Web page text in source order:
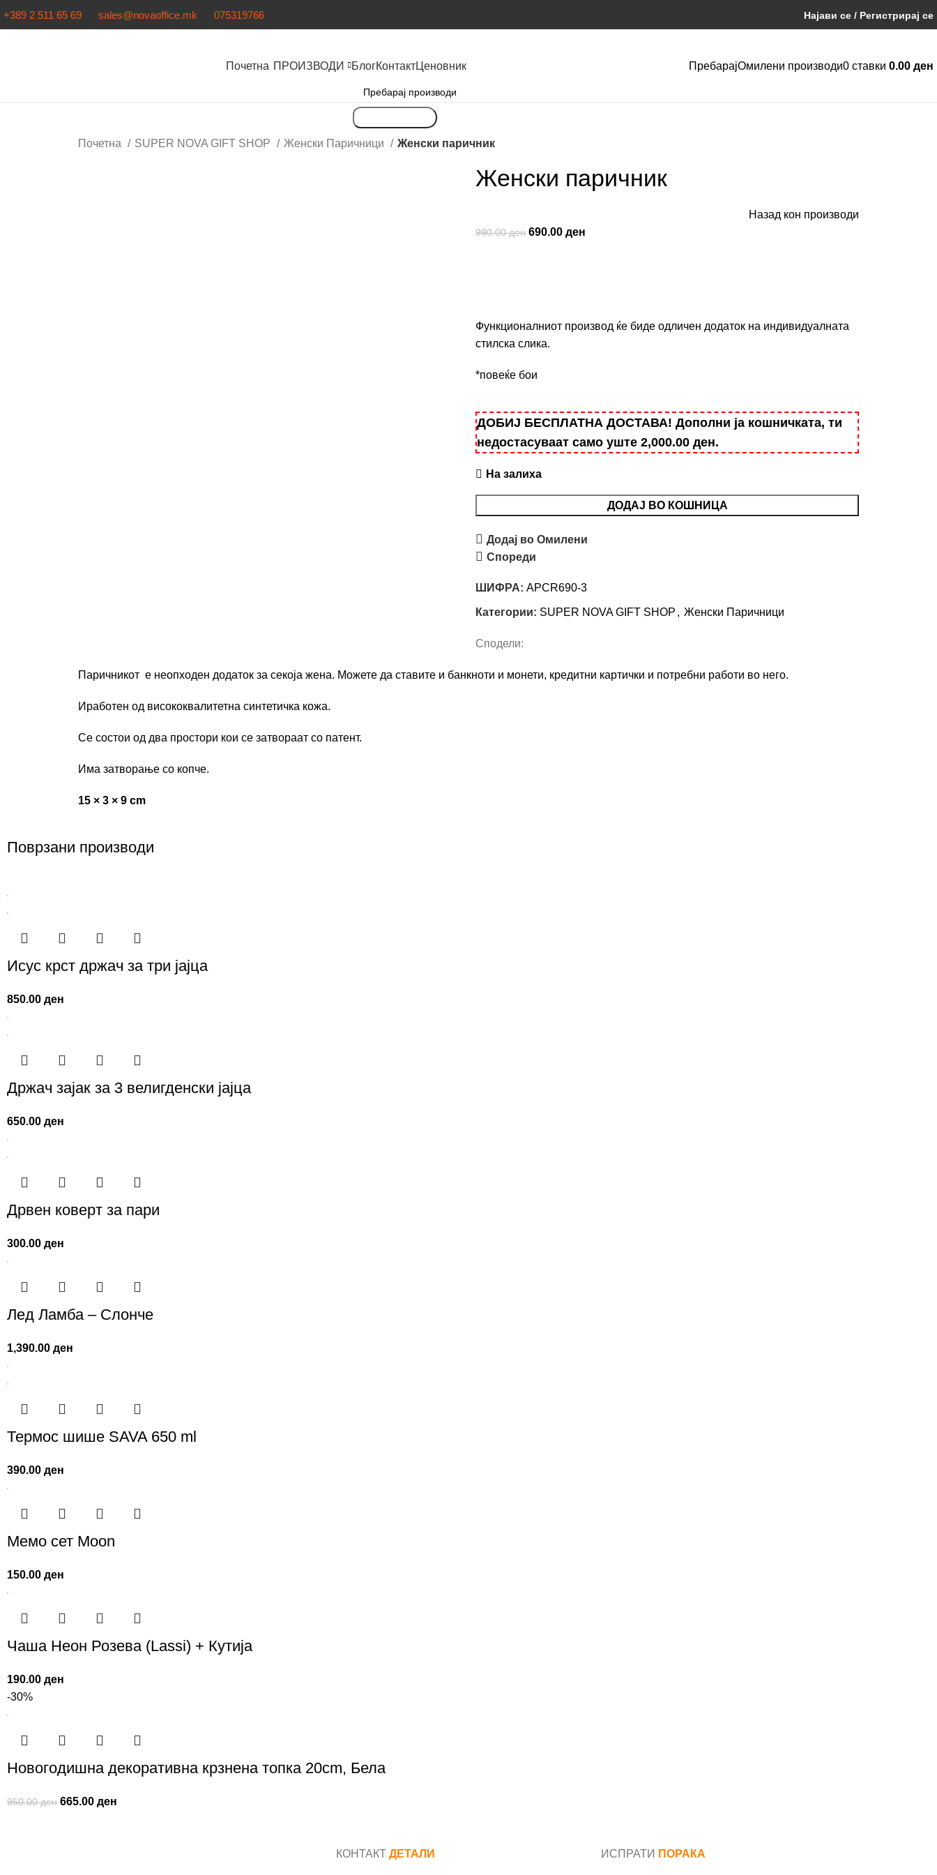
+389 2 511 65 69 sales@novaoffice.mk 075319766 Најави се / Регистрирај се
Почетна ПРОИЗВОДИ БлогКонтактЦеновник ПребарајОмилени производи0 ставки 0.00 ден
Почетна SUPER NOVA GIFT SHOP Женски Паричници Женски паричник
Женски паричник
Назад кон производи
990.00ден 690.00 ден
Функционалниот производ ќе биде одличен додаток на индивидуалната
стилска слика.
*повеќе бои
ДОБИЈ БЕСПЛАТНА ДОСТАВА! Дополни ја кошничката, ти
недостасуваат само уште 2,000.00 ден.
На залиха
ДОДАЈ ВО КОШНИЦА
Додај во Омилени
Спореди
ШИФРА: APCR690-3
Категории: SUPER NOVA GIFT SHOP , Женски Паричници
Сподели:
Паричникот е неопходен додаток за секоја жена. Можете да ставите и банкноти и монети, кредитни картички и потребни работи во него.
Иработен од висококвалитетна синтетичка кожа.
Се состои од два простори кои се затвораат со патент.
Има затворање со копче.
15 × 3 × 9 cm
Поврзани производи
Исус крст држач за три јајца
850.00ден
Држач заjак за 3 велигденски јајца
650.00ден
Дрвен коверт за пари
300.00ден
Лед Ламба – Слонче
1,390.00ден
Термос шише SAVA 650 ml
390.00ден
Мемо сет Moon
150.00ден
Чаша Неон Розева (Lassi) + Кутија
190.00ден
-30%
Новогодишна декоративна крзнена топка 20cm, Бела
950.00ден 665.00ден
КОНТАКТ ДЕТАЛИ ИСПРАТИ ПОРАКА